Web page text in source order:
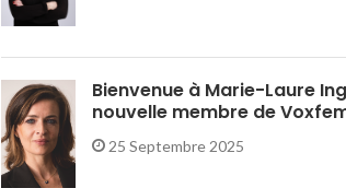
Bienvenue à Marie-Laure
nouvelle membre de
25 Septembre 2025